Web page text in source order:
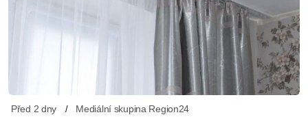
Před 2 dny Mediální skupina Region24